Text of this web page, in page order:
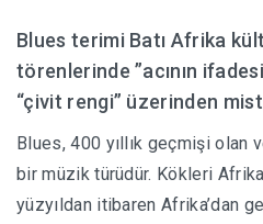
Blues terimi Batı Afrika
törenlerinde ”acının
“çivit rengi” üzerinden
Blues, 400 yıllık geçmişi olan
bir müzik türüdür. Kökleri
yüzyıldan itibaren Afrika’dan